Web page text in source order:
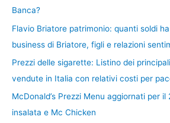
Banca?
Flavio Briatore patrimonio: quanti soldi
business di Briatore, figli e relazioni
Prezzi delle sigarette: Listino dei
vendute in Italia con relativi costi per
McDonald’s Prezzi Menu aggiornati per
insalata e Mc Chicken